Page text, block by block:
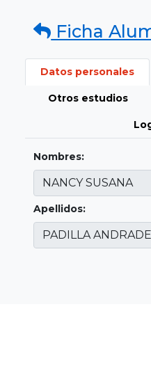
Ficha
Datos personales
Otros estudios
Nombres:
Apellidos: